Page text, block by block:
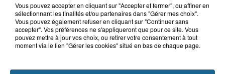
Vous pouvez accepter en cliquant sur "Accepter et fermer", ou affiner en
sélectionnant les finalités et/ou partenaires dans "Gérer mes choix".
Vous pouvez également refuser en cliquant sur "Continuer sans
accepter". Vos préférences ne s'appliqueront que pour ce site. Vous
pouvez mettre à jour vos choix, ou retirer votre consentement à tout
moment via le lien "Gérer les cookies" situé en bas de chaque page.